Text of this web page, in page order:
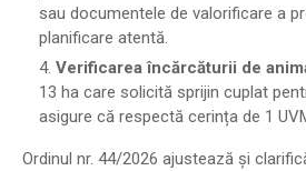
sau documentele de valorificare a
planificare atentă.
Verificarea încărcăturii de
13 ha care solicită sprijin cuplat
asigure că respectă cerința de 1
Ordinul nr. 44/2026 ajustează și